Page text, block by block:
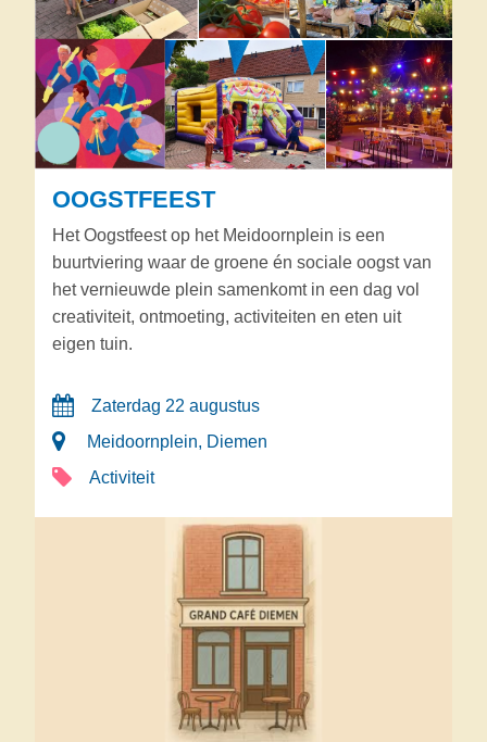
OOGSTFEEST
Het Oogstfeest op het Meidoornplein is een
buurtviering waar de groene én sociale oogst van
het vernieuwde plein samenkomt in een dag vol
creativiteit, ontmoeting, activiteiten en eten uit
eigen tuin.
Zaterdag 22 augustus
Meidoornplein, Diemen
Activiteit